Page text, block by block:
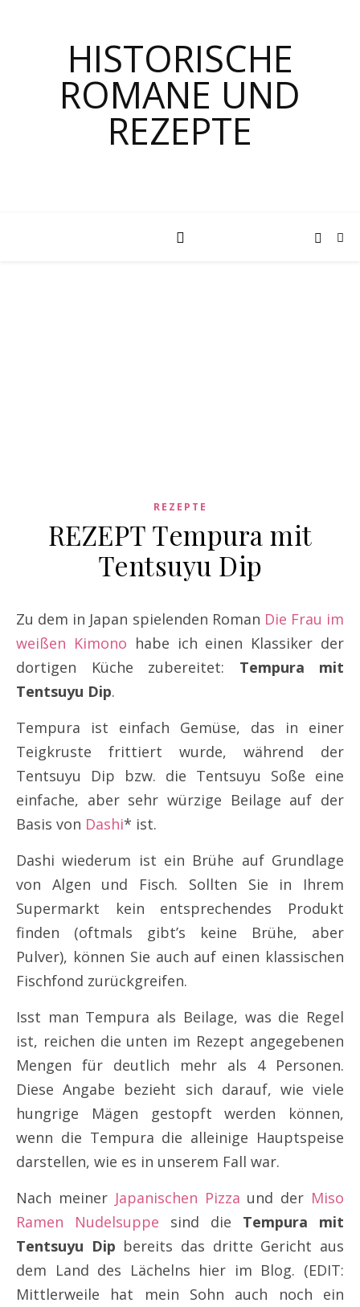
HISTORISCHE
ROMANE UND
REZEPTE
REZEPTE
REZEPT Tempura mit
Tentsuyu Dip
Zu dem in Japan spielenden Roman Die Frau im
weißen Kimono habe ich einen Klassiker der
dortigen Küche zubereitet: Tempura mit
Tentsuyu Dip.
Tempura ist einfach Gemüse, das in einer
Teigkruste frittiert wurde, während der
Tentsuyu Dip bzw. die Tentsuyu Soße eine
einfache, aber sehr würzige Beilage auf der
Basis von Dashi* ist.
Dashi wiederum ist ein Brühe auf Grundlage
von Algen und Fisch. Sollten Sie in Ihrem
Supermarkt kein entsprechendes Produkt
finden (oftmals gibt’s keine Brühe, aber
Pulver), können Sie auch auf einen klassischen
Fischfond zurückgreifen.
Isst man Tempura als Beilage, was die Regel
ist, reichen die unten im Rezept angegebenen
Mengen für deutlich mehr als 4 Personen.
Diese Angabe bezieht sich darauf, wie viele
hungrige Mägen gestopft werden können,
wenn die Tempura die alleinige Hauptspeise
darstellen, wie es in unserem Fall war.
Nach meiner Japanischen Pizza und der Miso
Ramen Nudelsuppe sind die Tempura mit
Tentsuyu Dip bereits das dritte Gericht aus
dem Land des Lächelns hier im Blog. (EDIT:
Mittlerweile hat mein Sohn auch noch ein